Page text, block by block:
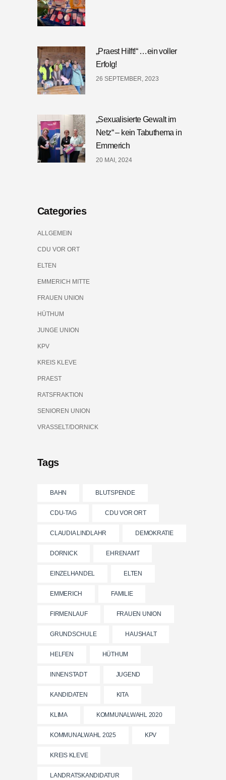
„Praest Hilft!“ …ein voller
Erfolg!
26 SEPTEMBER, 2023
„Sexualisierte Gewalt im
Netz“ – kein Tabuthema in
Emmerich
20 MAI, 2024
Categories
ALLGEMEIN
CDU VOR ORT
ELTEN
EMMERICH MITTE
FRAUEN UNION
HÜTHUM
JUNGE UNION
KPV
KREIS KLEVE
PRAEST
RATSFRAKTION
SENIOREN UNION
VRASSELT/DORNICK
Tags
BAHN BLUTSPENDE
CDU-TAG CDU VOR ORT
CLAUDIA LINDLAHR DEMOKRATIE
DORNICK EHRENAMT
EINZELHANDEL ELTEN
EMMERICH FAMILIE
FIRMENLAUF FRAUEN UNION
GRUNDSCHULE HAUSHALT
HELFEN HÜTHUM
INNENSTADT JUGEND
KANDIDATEN KITA
KLIMA KOMMUNALWAHL 2020
KOMMUNALWAHL 2025 KPV
KREIS KLEVE
LANDRATSKANDIDATUR